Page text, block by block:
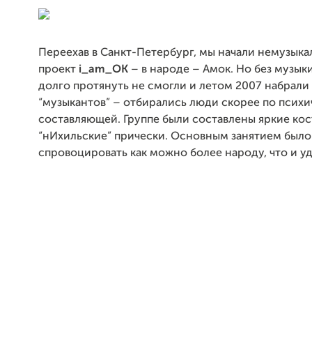
Переехав в Санкт-Петербург, мы начали
проект i_am_OK – в народе – Амок. Но без
долго протянуть не смогли и летом 2007 набрали
“музыкантов” – отбирались люди скорее по
составляющей. Группе были составлены яркие
“нИхильские” прически. Основным занятием было
спровоцировать как можно более народу, что и